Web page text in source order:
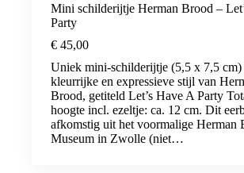
Mini schilderijtje Herman Brood –
Party
€ 45,00
Uniek mini-schilderijtje (5,5 x 7,5 cm)
kleurrijke en expressieve stijl van
Brood, getiteld Let’s Have A Party
hoogte incl. ezeltje: ca. 12 cm. Dit
afkomstig uit het voormalige Herman
Museum in Zwolle (niet…